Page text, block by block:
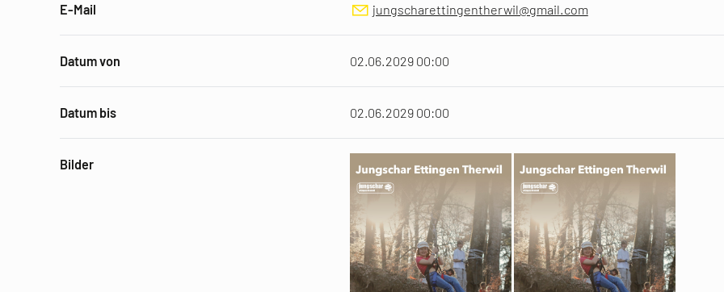
E-Mail jungscharettingentherwil@gmail.com
Datum von 02.06.2029 00:00
Datum bis 02.06.2029 00:00
Bilder